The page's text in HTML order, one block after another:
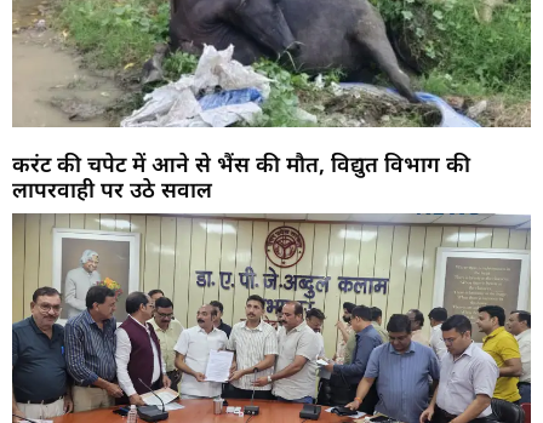
करंट की चपेट में आने से भैंस की मौत, विद्युत विभाग की
लापरवाही पर उठे सवाल